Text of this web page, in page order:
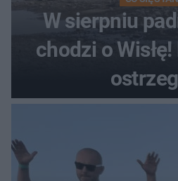
W sierpniu
chodzi o